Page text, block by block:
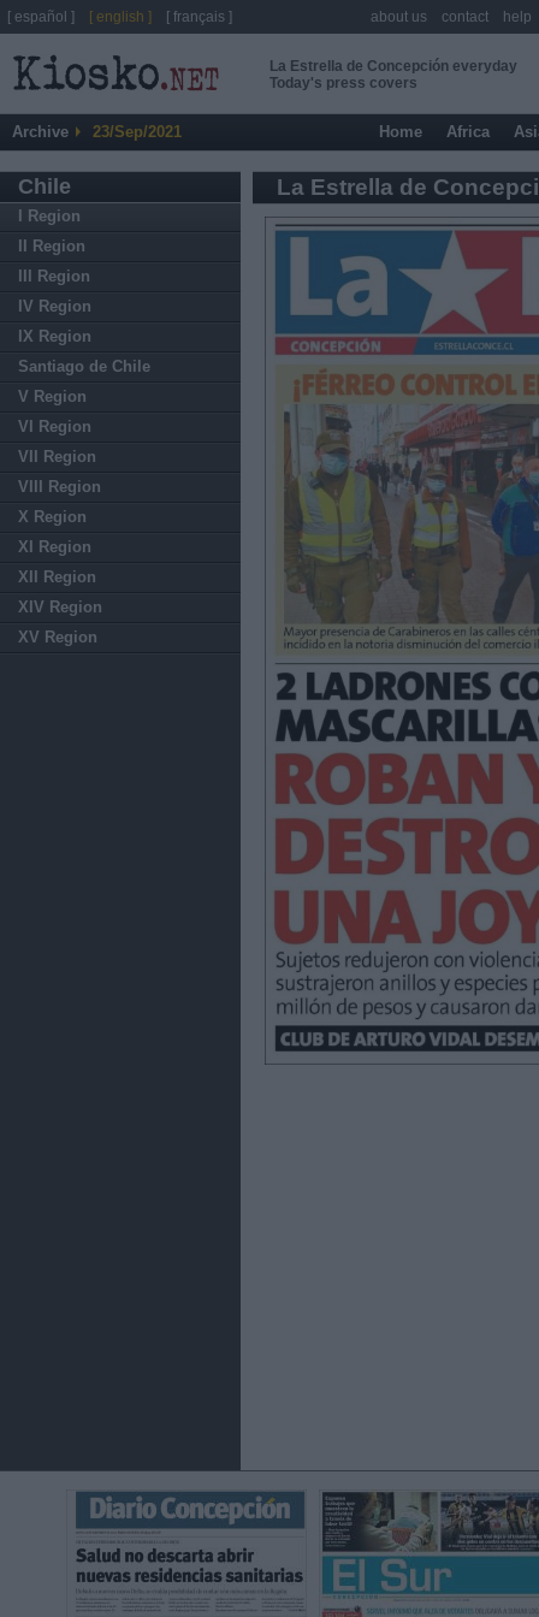
La Estrella de Concepción everyday
Today's press covers
Archive 23/Sep/2021 Home Africa
Chile
I Region
II Region
III Region
IV Region
IX Region
Santiago de Chile
V Region
VI Region
VII Region
VIII Region
X Region
XI Region
XII Region
XIV Region
XV Region
La Estrella de
[ español ] [ english ] [ français ] about us contact help